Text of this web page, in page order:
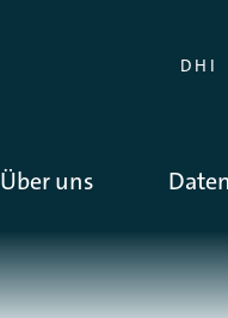
D H I
Über uns